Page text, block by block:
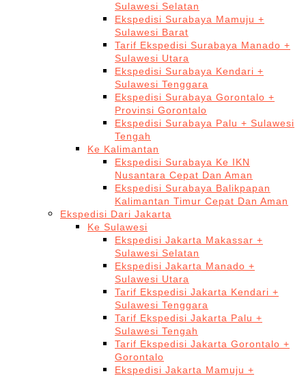
Sulawesi Selatan
Ekspedisi Surabaya Mamuju +
Sulawesi Barat
Tarif Ekspedisi Surabaya Manado +
Sulawesi Utara
Ekspedisi Surabaya Kendari +
Sulawesi Tenggara
Ekspedisi Surabaya Gorontalo +
Provinsi Gorontalo
Ekspedisi Surabaya Palu + Sulawesi
Tengah
Ke Kalimantan
Ekspedisi Surabaya Ke IKN
Nusantara Cepat Dan Aman
Ekspedisi Surabaya Balikpapan
Kalimantan Timur Cepat Dan Aman
Ekspedisi Dari Jakarta
Ke Sulawesi
Ekspedisi Jakarta Makassar +
Sulawesi Selatan
Ekspedisi Jakarta Manado +
Sulawesi Utara
Tarif Ekspedisi Jakarta Kendari +
Sulawesi Tenggara
Tarif Ekspedisi Jakarta Palu +
Sulawesi Tengah
Tarif Ekspedisi Jakarta Gorontalo +
Gorontalo
Ekspedisi Jakarta Mamuju +